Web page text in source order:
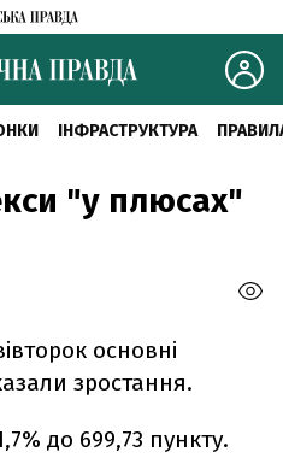
ІНФРАСТРУКТУРА
"у плюсах"
основні
зростання.
до 699,73 пункту.